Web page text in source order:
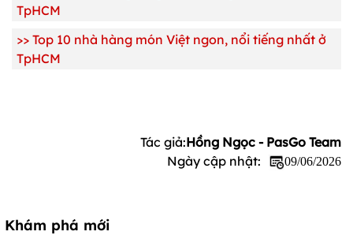
TpHCM
>> Top 10 nhà hàng món Việt ngon, nổi tiếng nhất ở
TpHCM
Tác giả:Hồng Ngọc - PasGo Team
Ngày cập nhật:
09/06/2026
Khám phá mới